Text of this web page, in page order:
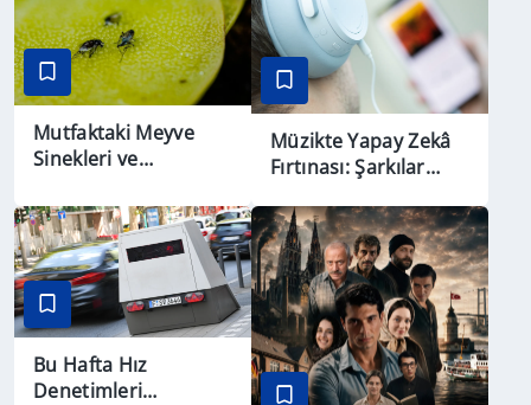
Mutfaktaki Meyve
Sinekleri ve
Kurtulabilirsiniz?
Müzikte Yapay Zekâ
Fırtınası: Şarkılar
Gelmedi
Bu Hafta Hız
Denetimleri